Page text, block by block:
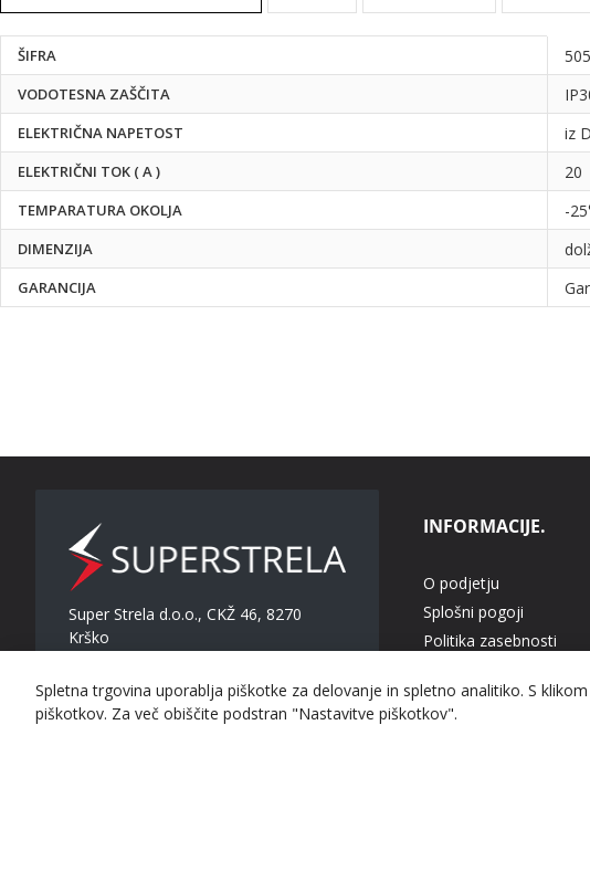
Tehnične
specifikacije
ŠIFRA
VODOTESNA ZAŠČITA
ELEKTRIČNA NAPETOST iz
ELEKTRIČNI TOK ( A ) 20
TEMPARATURA OKOLJA -
DIMENZIJA
GARANCIJA
Super Strela d.o.o., CKŽ 46, 8270
Krško
E:info@superstrela.com
INFORMACIJE.
O podjetju
Splošni pogoji
Politika zasebnosti
Vračilo izdelkov
Pogosta vprašanja
Spletna trgovina uporablja piškotke za delovanje in spletno analitiko. S
piškotkov. Za več obiščite podstran "Nastavitve piškotkov".